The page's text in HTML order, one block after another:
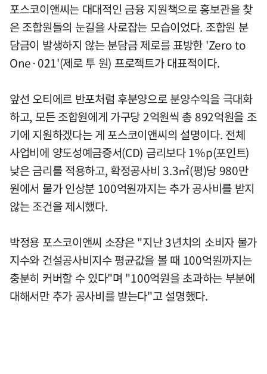
포스코이앤씨는 대대적인 금융 지원책으로 홍보관을 찾
은 조합원들의 눈길을 사로잡는 모습이었다. 조합원 분
담금이 발생하지 않는 분담금 제로를 표방한 'Zero to
One·021'(제로 투 원) 프로젝트가 대표적이다.
앞선 오티에르 반포처럼 후분양으로 분양수익을 극대화
하고, 모든 조합원에게 가구당 2억원씩 총 892억원을 조
기에 지원하겠다는 게 포스코이앤씨의 설명이다. 전체
사업비에 양도성예금증서(CD) 금리보다 1%p(포인트)
낮은 금리를 적용하고, 확정공사비 3.3㎡(평)당 980만
원에서 물가 인상분 100억원까지는 추가 공사비를 받지
않는 조건을 제시했다.
박정용 포스코이앤씨 소장은 "지난 3년치의 소비자 물가
지수와 건설공사비지수 평균값을 볼 때 100억원까지는
충분히 커버할 수 있다"며 "100억원을 초과하는 부분에
대해서만 추가 공사비를 받는다"고 설명했다.